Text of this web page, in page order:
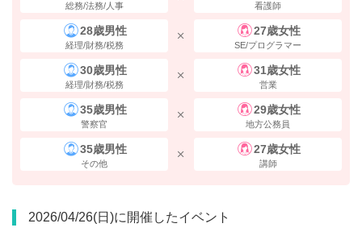
総務/法務/人事 看護師
28歳男性
経理/財務/税務
27歳女性
SE/プログラマー
30歳男性
経理/財務/税務
31歳女性
営業
35歳男性
警察官
29歳女性
地方公務員
35歳男性
その他
27歳女性
講師
2026/04/26(日)に開催したイベント